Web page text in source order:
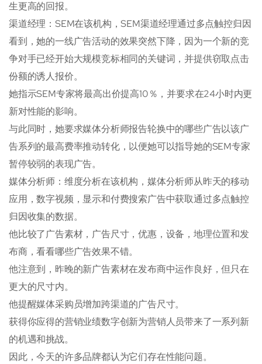
生更高的回报。
渠道经理：SEM在该机构，SEM渠道经理通过多点触控归因
看到，她的一线广告活动的效果突然下降，因为一个新的竞
争对手已经开始大规模竞标相同的关键词，并提供窃取点击
份额的诱人报价。
她指示SEM专家将最高出价提高10％，并要求在24小时内更
新对性能的影响。
与此同时，她要求媒体分析师报告轮换中的哪些广告以该广
告系列的最高费率推动转化，以便她可以指导她的SEM专家
暂停较弱的表现广告。
媒体分析师：维度分析在该机构，媒体分析师从昨天的移动
应用，数字视频，显示和付费搜索广告中获取通过多点触控
归因收集的数据。
他比较了广告素材，广告尺寸，优惠，设备，地理位置和发
布商，看看哪些广告效果不错。
他注意到，昨晚的新广告素材在发布商中运作良好，但只在
更大的尺寸内。
他提醒媒体采购员增加跨渠道的广告尺寸。
获得你应得的营销业绩数字创新为营销人员带来了一系列新
的机遇和挑战。
因此，今天的许多品牌都认为它们存在性能问题。